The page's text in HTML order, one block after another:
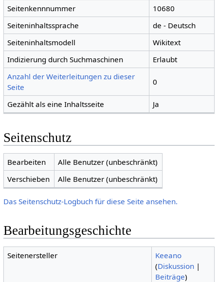
Seitenkennnummer
10680
Seiteninhaltssprache
de - Deutsch
Seiteninhaltsmodell
Wikitext
Indizierung durch Suchmaschinen
Erlaubt
Anzahl der Weiterleitungen zu dieser
Seite
0
Gezählt als eine Inhaltsseite Ja
Seitenschutz
Bearbeiten
Alle Benutzer (unbeschränkt)
Verschieben
Alle Benutzer (unbeschränkt)
Das Seitenschutz-Logbuch für diese Seite ansehen.
Bearbeitungsgeschichte
Seitenersteller
Keeano
(Diskussion |
Beiträge)